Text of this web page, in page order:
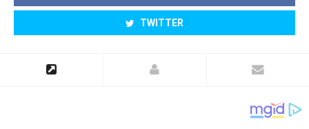
TWITTER